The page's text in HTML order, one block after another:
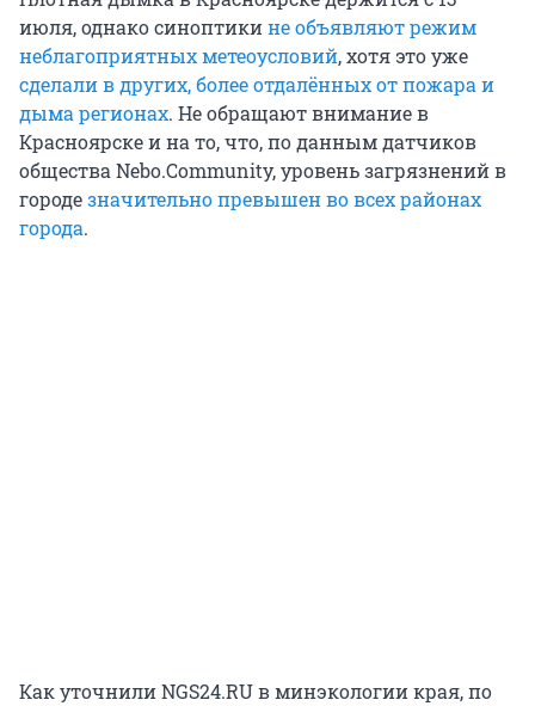
июля, однако синоптикине объявляют режим
неблагоприятных метеоусловий, хотя это уже
сделали в других, более отдалённых от пожара и
дыма регионах. Не обращают внимание в
Красноярске и на то, что, по данным датчиков
общества Nebo.Community, уровень загрязнений в
городезначительно превышен во всех районах
города.
Как уточнили NGS24.RU в минэкологии края, по